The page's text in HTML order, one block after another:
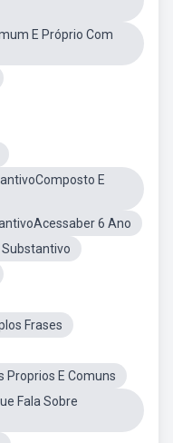
E Próprio Com
E
6 Ano
Substantivo
Frases
Proprios E Comuns
Fala Sobre